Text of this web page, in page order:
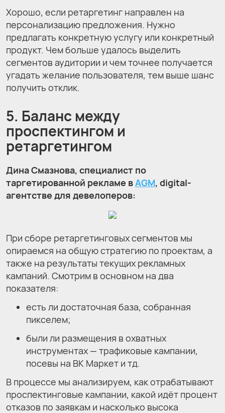
Хорошо, если ретаргетинг направлен на
персонализацию предложения. Нужно
предлагать конкретную услугу или конкретный
продукт. Чем больше удалось выделить
сегментов аудитории и чем точнее получается
угадать желание пользователя, тем выше шанс
получить отклик.
5. Баланс между
проспектингом и
ретаргетингом
Дина Смазнова, специалист по
таргетированной рекламе вAGM, digital-
агентстве для девелоперов:
При сборе ретаргетинговых сегментов мы
опираемся на общую стратегию по проектам, а
также на результаты текущих рекламных
кампаний. Смотрим в основном на два
показателя:
есть ли достаточная база, собранная
пикселем;
были ли размещения в охватных
инструментах — трафиковые кампании,
посевы на ВК Маркет и тд.
В процессе мы анализируем, как отрабатывают
проспектинговые кампании, какой идёт процент
отказов по заявкам и насколько высока